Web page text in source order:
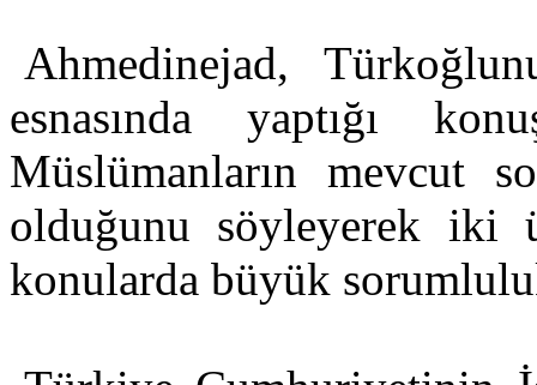
Ahmedinejad,
esnasında yaptığı
Müslümanların mevcut
olduğunu söyleyerek iki
konularda büyük